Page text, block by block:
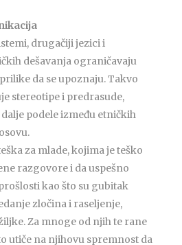
drugačiji jezici i
dešavanja ograničavaju
da se upoznaju. Takvo
stereotipe i predrasude,
podele između etničkih
za mlade, kojima je teško
razgovore i da uspešno
kao što su gubitak
zločina i raseljenje,
Za mnoge od njih te rane
utiče na njihovu spremnost da